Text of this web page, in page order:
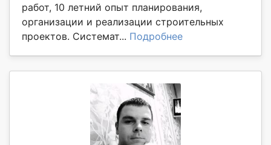
работ, 10 летний опыт планирования,
организации и реализации строительных
проектов. Системат... Подробнее